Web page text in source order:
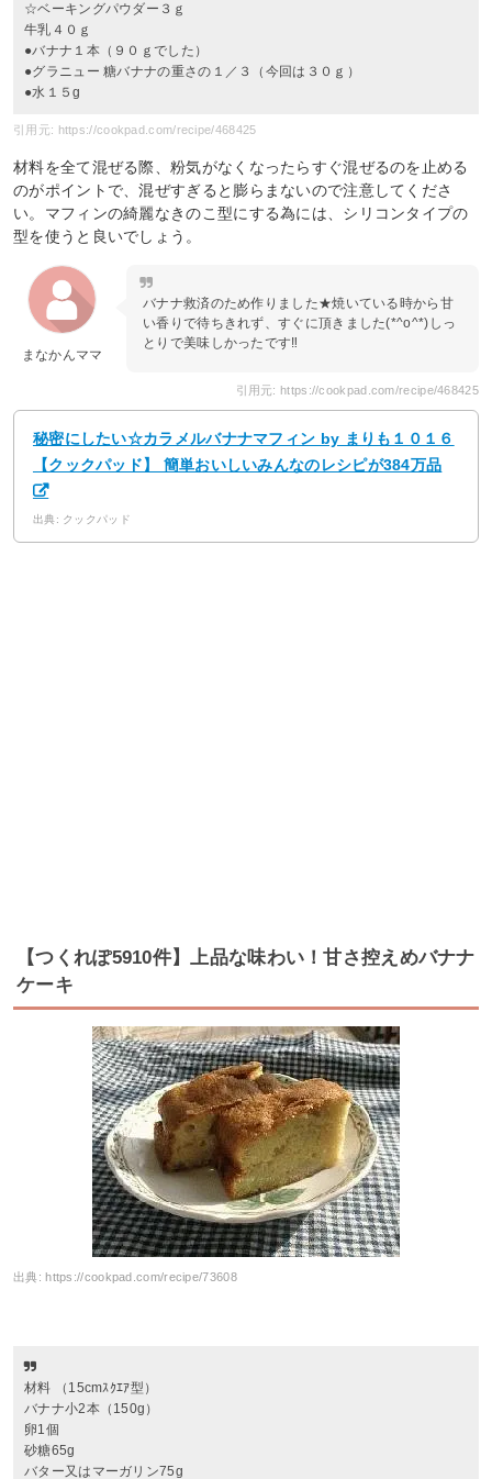
☆ベーキングパウダー３ｇ
牛乳４０ｇ
●バナナ１本（９０ｇでした）
●グラニュー 糖バナナの重さの１／３（今回は３０ｇ）
●水１５g
引用元: https://cookpad.com/recipe/468425
材料を全て混ぜる際、粉気がなくなったらすぐ混ぜるのを止める
のがポイントで、混ぜすぎると膨らまないので注意してくださ
い。マフィンの綺麗なきのこ型にする為には、シリコンタイプの
型を使うと良いでしょう。
まなかんママ
バナナ救済のため作りました★焼いている時から甘
い香りで待ちきれず、すぐに頂きました(*^o^*)しっ
とりで美味しかったです‼︎
引用元: https://cookpad.com/recipe/468425
秘密にしたい☆カラメルバナナマフィン by まりも１０１６
【クックパッド】 簡単おいしいみんなのレシピが384万品
出典: クックパッド
【つくれぽ5910件】上品な味わい！甘さ控えめバナナ
ケーキ
出典:https://cookpad.com/recipe/73608
材料 （15cmｽｸｴｱ型）
バナナ小2本（150g）
卵1個
砂糖65g
バター又はマーガリン75g